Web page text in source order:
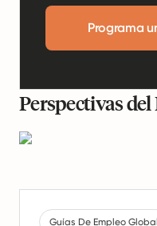
Programa
Perspectivas del
Guías De Empleo Global